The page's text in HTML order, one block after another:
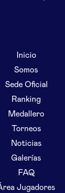
Inicio
Somos
Sede Oficial
Ranking
Medallero
Torneos
Noticias
Galerías
FAQ
Jugadores